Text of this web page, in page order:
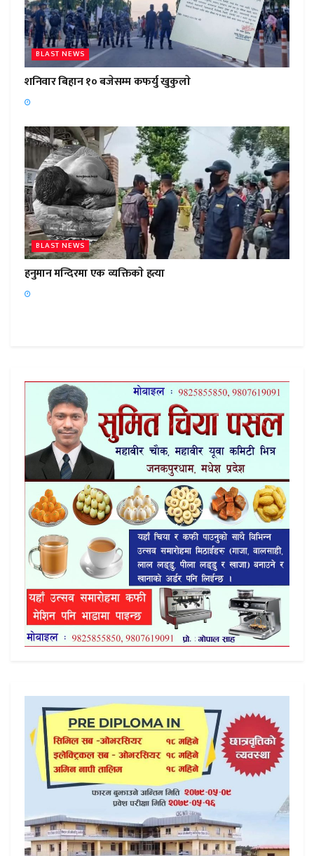
BLAST NEWS
शनिवार बिहान १० बजेसम्म कफर्यु खुकुलाे
BLAST NEWS
हनुमान मन्दिरमा एक व्यक्तिकाे हत्या